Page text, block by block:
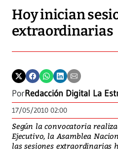
Hoy inician
extraordinarias
PorRedacción Digital La
17/05/2010 02:00
Según la convocatoria
Ejecutivo, la Asamblea
las sesiones extraordinarias